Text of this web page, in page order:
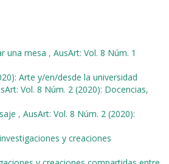
una mesa , AusArt: Vol. 8 Núm. 1
Arte y/en/desde la universidad
Vol. 8 Núm. 2 (2020): Docencias,
, AusArt: Vol. 8 Núm. 2 (2020):
y creaciones